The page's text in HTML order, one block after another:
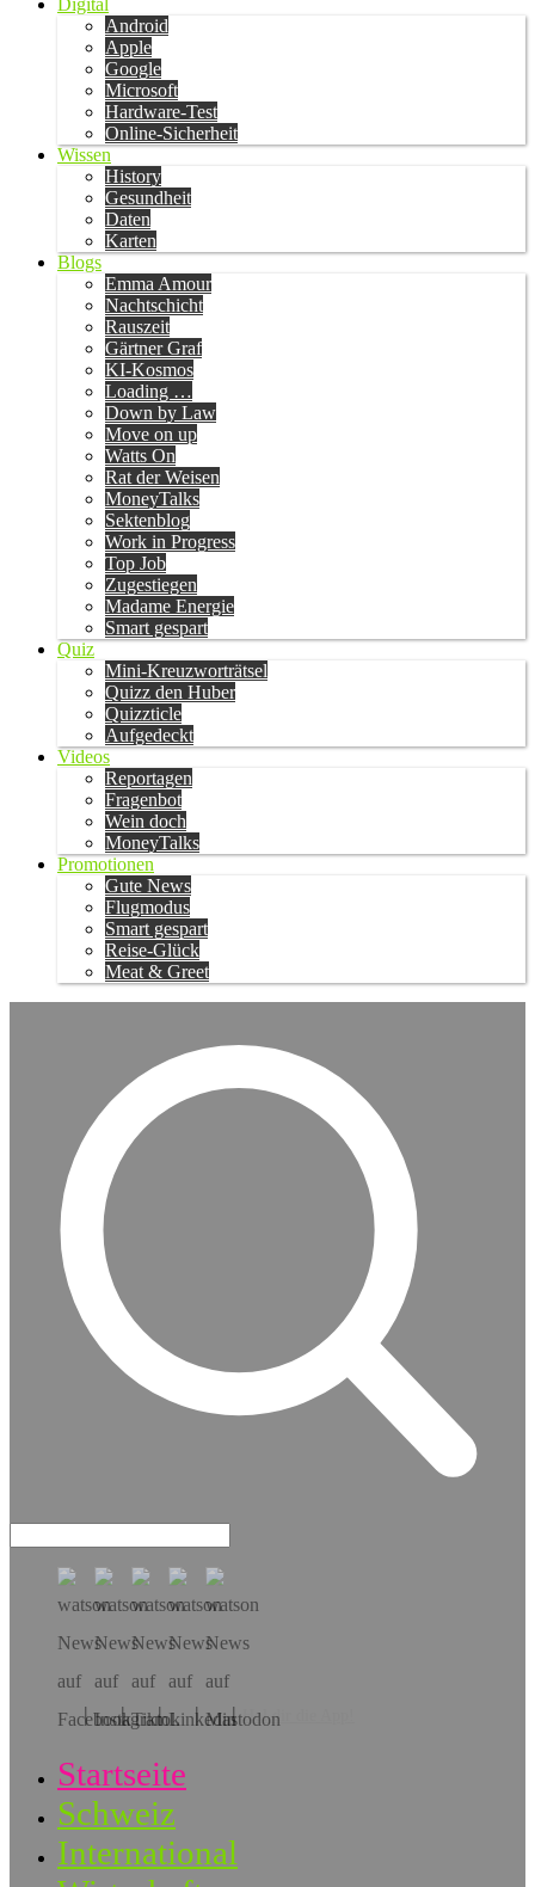
Digital
Android
Apple
Google
Microsoft
Hardware-Test
Online-Sicherheit
Wissen
History
Gesundheit
Daten
Karten
Blogs
Emma Amour
Nachtschicht
Rauszeit
Gärtner Graf
KI-Kosmos
Loading …
Down by Law
Move on up
Watts On
Rat der Weisen
MoneyTalks
Sektenblog
Work in Progress
Top Job
Zugestiegen
Madame Energie
Smart gespart
Quiz
Mini-Kreuzworträtsel
Quizz den Huber
Quizzticle
Aufgedeckt
Videos
Reportagen
Fragenbot
Wein doch
MoneyTalks
Promotionen
Gute News
Flugmodus
Smart gespart
Reise-Glück
Meat & Greet
Hol dir die App!
Startseite
Schweiz
International